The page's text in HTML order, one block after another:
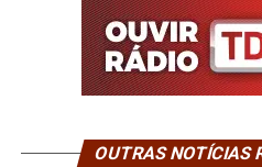
OUTRAS NOTÍCIAS